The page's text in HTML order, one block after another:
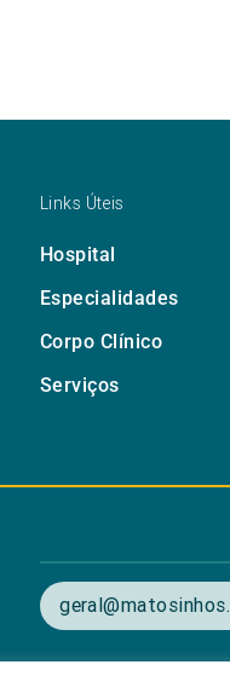
Links Úteis
Hospital
Especialidades
Corpo Clínico
Serviços